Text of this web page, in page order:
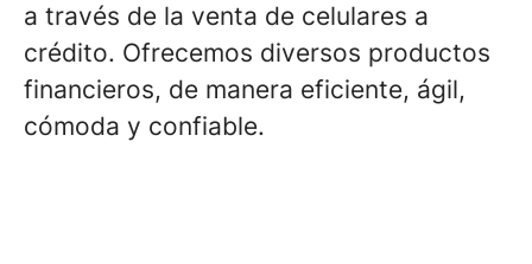
a través de la venta de celulares a
crédito. Ofrecemos diversos productos
financieros, de manera eficiente, ágil,
cómoda y confiable.